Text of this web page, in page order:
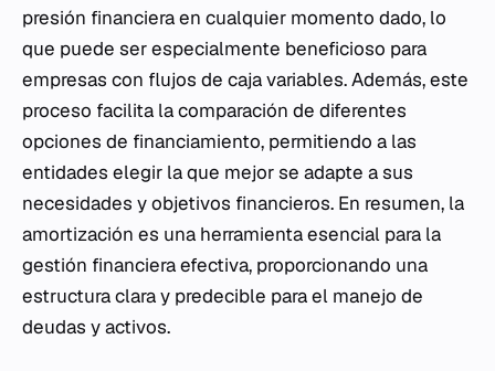
presión financiera en cualquier momento dado, lo
que puede ser especialmente beneficioso para
empresas con flujos de caja variables. Además, este
proceso facilita la comparación de diferentes
opciones de financiamiento, permitiendo a las
entidades elegir la que mejor se adapte a sus
necesidades y objetivos financieros. En resumen, la
amortización es una herramienta esencial para la
gestión financiera efectiva, proporcionando una
estructura clara y predecible para el manejo de
deudas y activos.